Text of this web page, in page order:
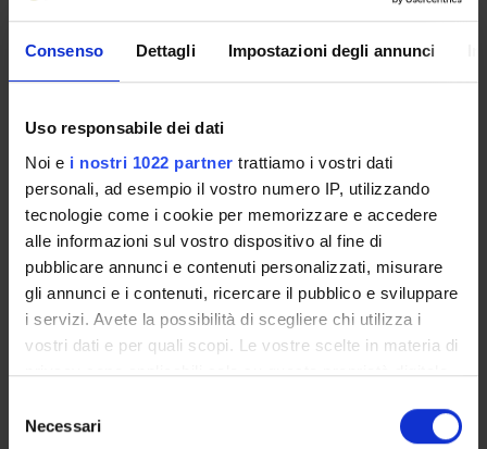
Consenso Dettagli Impostazioni degli annunci
Uso responsabile dei dati
Noi e i nostri 1022 partner trattiamo i vostri dati
personali, ad esempio il vostro numero IP, utilizzando
tecnologie come i cookie per memorizzare e accedere
alle informazioni sul vostro dispositivo al fine di
pubblicare annunci e contenuti personalizzati, misurare
gli annunci e i contenuti, ricercare il pubblico e sviluppare
i servizi. Avete la possibilità di scegliere chi utilizza i
vostri dati e per quali scopi. Le vostre scelte in materia di
privacy sono applicabili solo su questa proprietà digitale
modificare o revocare il proprio consenso in qualsiasi
delNecessari
incomes. Our study could
few decades when there has been an
Referente
Angelo Zago
Data pubblicazione
15 novembre 2010